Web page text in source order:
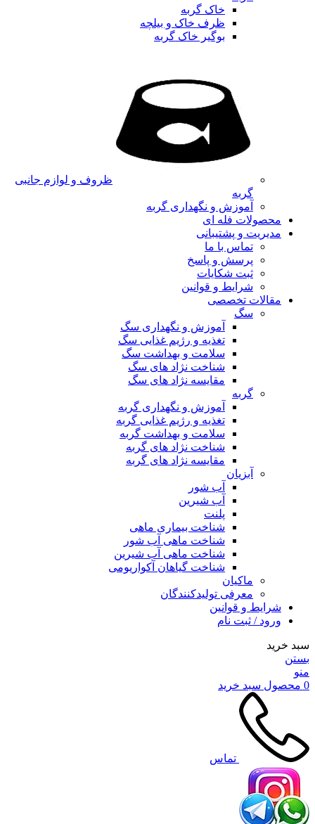
خاک گربه
ظرف خاک و بیلچه
بوگیر خاک گربه
ظروف و لوازم جانبی
گربه
آموزش و نگهداری گربه
محصولات فله ای
مدیریت و پشتیبانی
تماس با ما
پرسش و پاسخ
ثبت شکایات
شرایط و قوانین
مقالات تخصصی
سگ
آموزش و نگهداری سگ
تغذیه و رژیم غذایی سگ
سلامت و بهداشت سگ
شناخت نژاد های سگ
مقایسه نژاد های سگ
گربه
آموزش و نگهداری گربه
تغذیه و رژیم غذایی گربه
سلامت و بهداشت گربه
شناخت نژاد های گربه
مقایسه نژاد های گربه
آبزیان
آب شور
آب شیرین
پلنت
شناخت بیماری ماهی
شناخت ماهی آب شور
شناخت ماهی آب شیرین
شناخت گیاهان آکواریومی
ماکیان
معرفی تولیدکنندگان
شرایط و قوانین
ورود / ثبت نام
سبد خرید
بستن
منو
0 محصول سبد خرید
تماس